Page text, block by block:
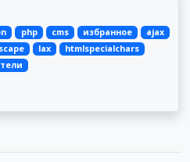
php cms избранное
ajax
lax
htmlspecialchars